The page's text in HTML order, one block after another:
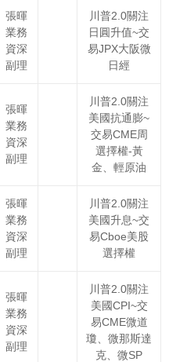
張暉
業務
資深
副理
川普2.0關注
日圓升值~交
易JPX大阪微
日經
張暉
業務
資深
副理
川普2.0關注
美國抗通膨~
交易CME周
選擇權-黃
金、輕原油
張暉
業務
資深
副理
川普2.0關注
美國升息~交
易Cboe美股
選擇權
張暉
業務
資深
副理
川普2.0關注
美國CPI~交
易CME微道
瓊、微那斯達
克、微SP